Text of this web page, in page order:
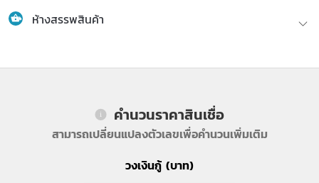
ห้างสรรพสินค้า
คำนวนราคาสินเชื่อ
สามารถเปลี่ยนแปลงตัวเลขเพื่อคำนวนเพิ่มเติม
วงเงินกู้ (บาท)